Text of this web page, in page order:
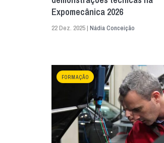
Expomecânica 2026
22 Dez. 2025 | Nádia Conceição
FORMAÇÃO